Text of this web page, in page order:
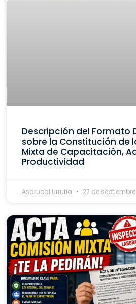
Descripción del Formato
sobre la Constitución de
Mixta de Capacitación,
Productividad
Asdrubal Urrutia 27 de